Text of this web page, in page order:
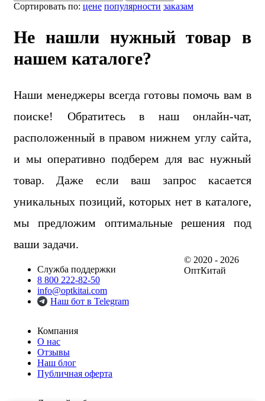
Сортировать по: цене популярности заказам
Не нашли нужный товар в
нашем каталоге?
Наши менеджеры всегда готовы помочь вам в
поиске! Обратитесь в наш онлайн-чат,
расположенный в правом нижнем углу сайта,
и мы оперативно подберем для вас нужный
товар. Даже если ваш запрос касается
уникальных позиций, которых нет в каталоге,
мы предложим оптимальные решения под
ваши задачи.
Служба поддержки
8 800 222-82-50
info@optkitai.com
Наш бот в Telegram
Компания
О нас
Отзывы
Наш блог
Публичная оферта
© 2020 - 2026
ОптКитай